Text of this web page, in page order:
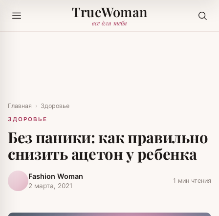
TrueWoman
все для тебя
Главная › Здоровье
ЗДОРОВЬЕ
Без паники: как правильно
снизить ацетон у ребенка
Fashion Woman
2 марта, 2021
1 мин чтения